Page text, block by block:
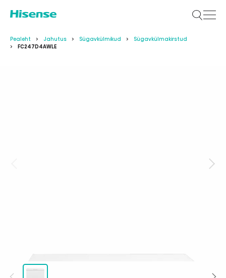
Pealeht Jahutus Sügavkülmikud
Sügavkülmakirstud
FC247D4AWLE